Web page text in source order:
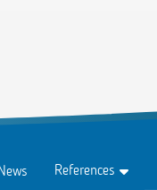
References